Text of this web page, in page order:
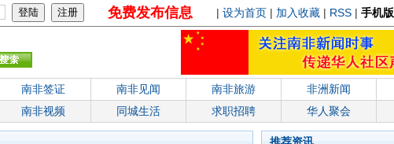
免费发布信息 | 设为首页 | 加入收藏 | RSS | 手机版
南非签证 南非见闻 南非旅游 非洲新闻
南非视频 同城生活 求职招聘 华人聚会